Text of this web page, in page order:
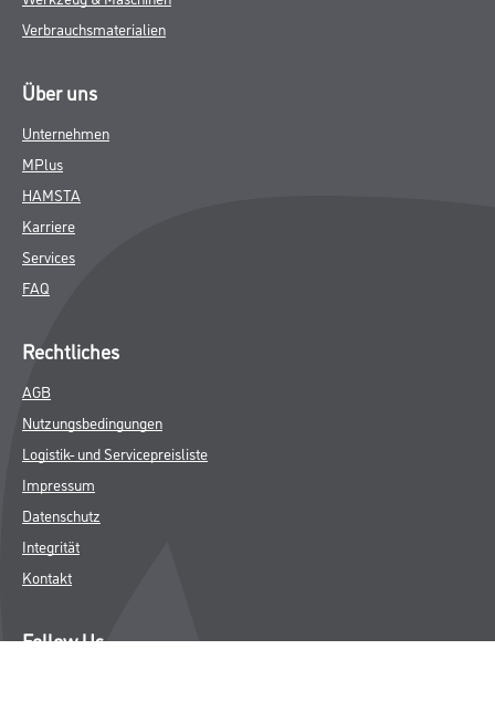
Verbrauchsmaterialien
Über uns
Unternehmen
MPlus
HAMSTA
Karriere
Services
FAQ
Rechtliches
AGB
Nutzungsbedingungen
Logistik- und Servicepreisliste
Impressum
Datenschutz
Integrität
Kontakt
Follow Us